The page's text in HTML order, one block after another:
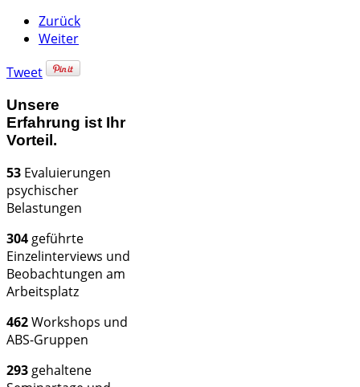
Zurück
Weiter
Tweet
Unsere
Erfahrung ist Ihr
Vorteil.
53 Evaluierungen
psychischer
Belastungen
304 geführte
Einzelinterviews und
Beobachtungen am
Arbeitsplatz
462Workshops und
ABS-Gruppen
293 gehaltene